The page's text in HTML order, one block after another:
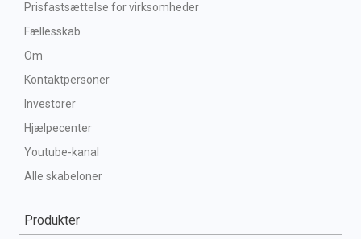
Prisfastsættelse for virksomheder
Fællesskab
Om
Kontaktpersoner
Investorer
Hjælpecenter
Youtube-kanal
Alle skabeloner
Produkter